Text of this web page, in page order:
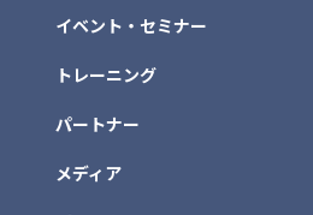
イベント・セミナー
トレーニング
パートナー
メディア